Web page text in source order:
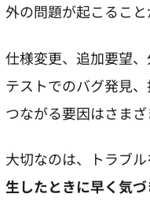
外の問題が起こること
仕様変更、追加要望、
テストでのバグ発見
つながる要因はさまざ
大切なのは、トラブル
生したときに早く気